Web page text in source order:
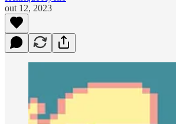
out 12, 2023